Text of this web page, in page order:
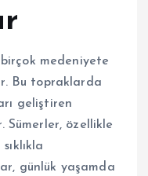
medeniyete
Bu topraklarda
geliştiren
özellikle
günlük yaşamda